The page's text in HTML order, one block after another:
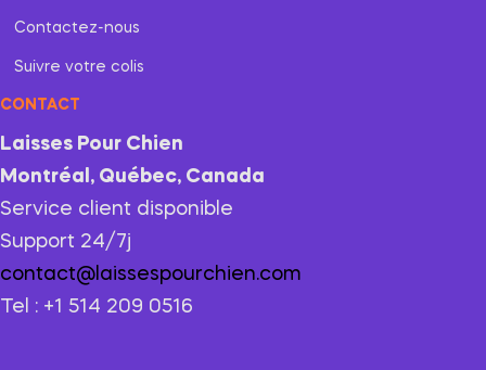
Contactez-nous
Suivre votre colis
CONTACT
Laisses Pour Chien
Montréal, Québec, Canada
Service client disponible
Support 24/7j
contact@laissespourchien.com
Tel : +1 514 209 0516